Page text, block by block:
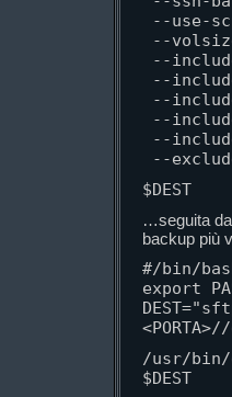
--
$DEST
…seguita
backup più
#/bin/
export
/usr/
$DEST